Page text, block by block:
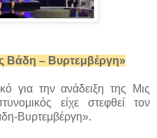
Βάδη – Βυρτεμβέργη»
για την ανάδειξη της Μις
είχε στεφθεί τον
Βυρτεμβέργη».